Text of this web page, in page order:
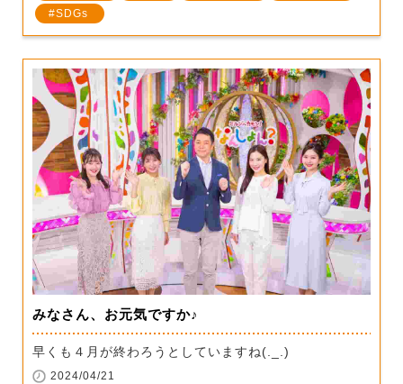
SDGs
みなさん、お元気ですか♪
早くも４月が終わろうとしていますね(._.)
2024/04/21